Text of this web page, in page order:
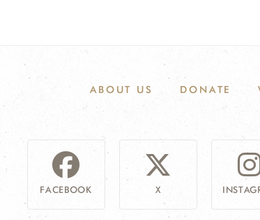
ABOUT US DONATE
FACEBOOK X